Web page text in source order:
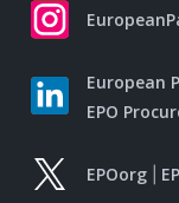
European
EPO
EPOorg